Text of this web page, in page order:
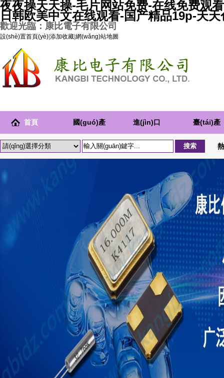
夜夜操天天操-毛片网站免费-在线免费观
日韩欧美中文在线观看-国产精品19p-天
歡迎光臨：康比電子有限公司
設(shè)置首頁(yè) 添加收藏 網(wǎng)站地圖
首頁
(yè)
國(guó)產
(chǎn)晶
進(jìn)口
晶振
臺(tái)產
(chǎn)晶